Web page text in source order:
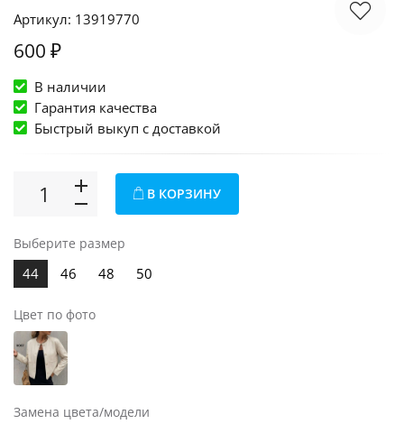
Артикул: 13919770
600 ₽
В наличии
Гарантия качества
Быстрый выкуп c доставкой
В КОРЗИНУ
Выберите размер
44 46 48 50
Цвет по фото
Замена цвета/модели